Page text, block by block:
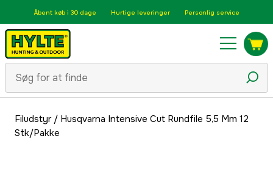
Åbent køb i 30 dage Hurtige leveringer Personlig service
Filudstyr/ Husqvarna Intensive Cut Rundfile 5,5 Mm 12
Stk/Pakke